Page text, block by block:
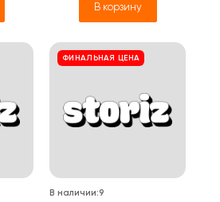
В корзину
ФИНАЛЬНАЯ ЦЕНА
В наличии:9